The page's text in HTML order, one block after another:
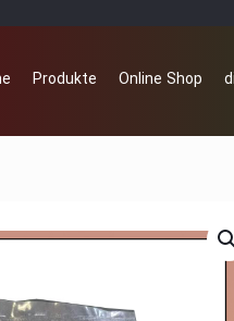
Produkte Online Shop